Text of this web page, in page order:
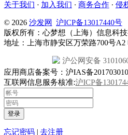
关于我们 · 加入我们 · 商务合作 · 侵
© 2026 沙发网
沪ICP备13017440号
版权所有：心梦想（上海）信息科技
地址：上海市静安区万荣路700号A2
沪公网安备
应用商店备案号：沪IAS备
互联网信息服务核准:沪ICP备
登录
忘记密码 | 去注册